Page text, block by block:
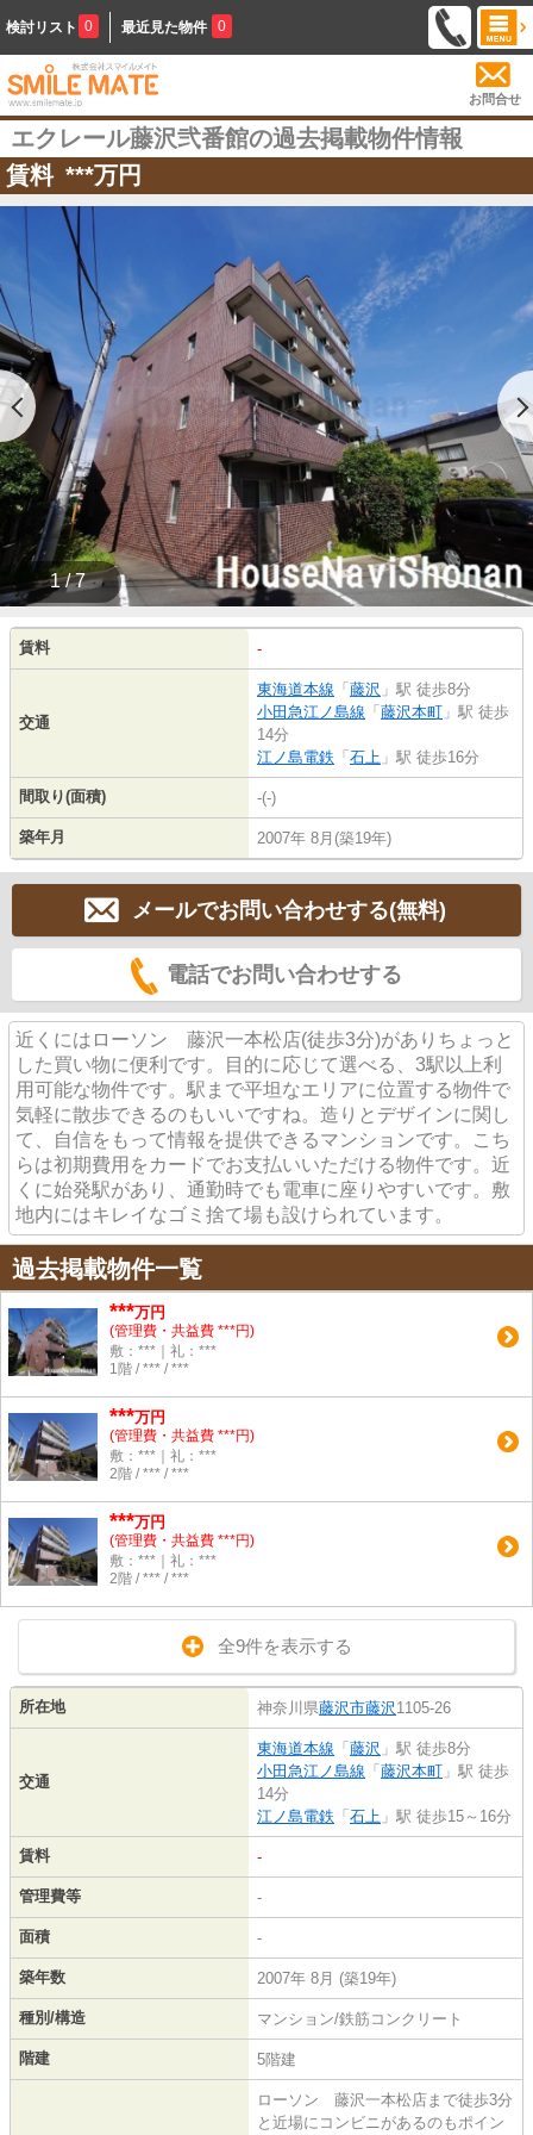
検討リスト 0 最近見た物件 0
お問合せ
エクレール藤沢弐番館の過去掲載物件情報
賃料 ***万円
1 / 7
賃料 -
交通
東海道本線 「 藤沢 」駅 徒歩8分
小田急江ノ島線 「 藤沢本町 」駅 徒歩
14分
江ノ島電鉄 「 石上 」駅 徒歩16分
間取り(面積) -(-)
築年月 2007年 8月(築19年)
メールでお問い合わせする(無料)
電話でお問い合わせする
近くにはローソン 藤沢一本松店(徒歩3分)がありちょっと
した買い物に便利です。目的に応じて選べる、3駅以上利
用可能な物件です。駅まで平坦なエリアに位置する物件で
気軽に散歩できるのもいいですね。造りとデザインに関し
て、自信をもって情報を提供できるマンションです。こち
らは初期費用をカードでお支払いいただける物件です。近
くに始発駅があり、通勤時でも電車に座りやすいです。敷
地内にはキレイなゴミ捨て場も設けられています。
過去掲載物件一覧
***万円
(管理費・共益費 ***円)
敷：***｜礼：***
1階 / *** / ***
***万円
(管理費・共益費 ***円)
敷：***｜礼：***
2階 / *** / ***
***万円
(管理費・共益費 ***円)
敷：***｜礼：***
2階 / *** / ***
全9件を表示する
所在地 神奈川県藤沢市藤沢 1105-26
交通
東海道本線 「 藤沢 」駅 徒歩8分
小田急江ノ島線 「 藤沢本町 」駅 徒歩
14分
江ノ島電鉄 「 石上 」駅 徒歩15～16分
賃料 -
管理費等 -
面積 -
築年数 2007年 8月 (築19年)
種別/構造 マンション/鉄筋コンクリート
階建 5階建
ローソン 藤沢一本松店まで徒歩3分
と近場にコンビニがあるのもポイン